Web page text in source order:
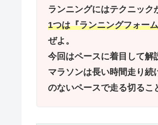
ランニングにはテクニック
1つは『ランニングフォー
ぜよ。
今回はペースに着目して解
マラソンは長い時間走り続
のないペースで走る切るこ